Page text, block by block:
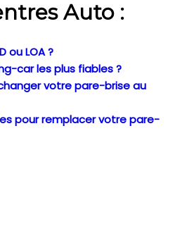
Auto :
ou LOA ?
car les plus fiables ?
votre pare-brise au
pour remplacer votre pare-